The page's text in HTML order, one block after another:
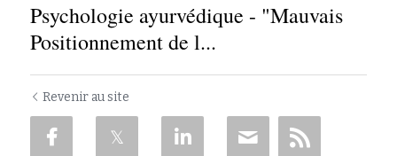
Psychologie ayurvédique - "Mauvais
Positionnement de l...
Revenir au site